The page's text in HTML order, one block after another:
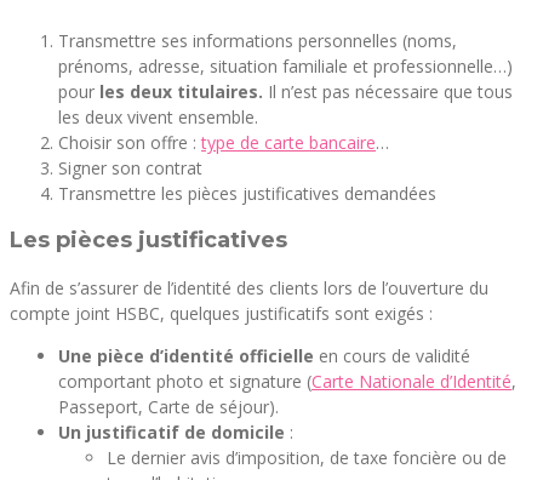
Transmettre ses informations personnelles (noms,
prénoms, adresse, situation familiale et professionnelle…)
pour les deux titulaires. Il n’est pas nécessaire que tous
les deux vivent ensemble.
Choisir son offre :type de carte bancaire…
Signer son contrat
Transmettre les pièces justificatives demandées
Les pièces justificatives
Afin de s’assurer de l’identité des clients lors de l’ouverture du
compte joint HSBC, quelques justificatifs sont exigés :
Une pièce d’identité officielle en cours de validité
comportant photo et signature (Carte Nationale d’Identité,
Passeport, Carte de séjour).
Un justificatif de domicile :
Le dernier avis d’imposition, de taxe foncière ou de